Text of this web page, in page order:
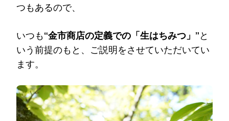
つもあるので、
いつも“金市商店の定義での「生はちみつ」”と
いう前提のもと、ご説明をさせていただいてい
ます。